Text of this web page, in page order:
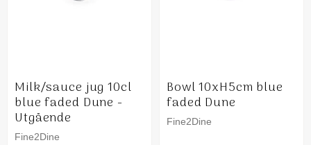
Milk/sauce jug 10cl
blue faded Dune -
Utgående
Fine2Dine
Bowl 10xH5cm blue
faded Dune
Fine2Dine